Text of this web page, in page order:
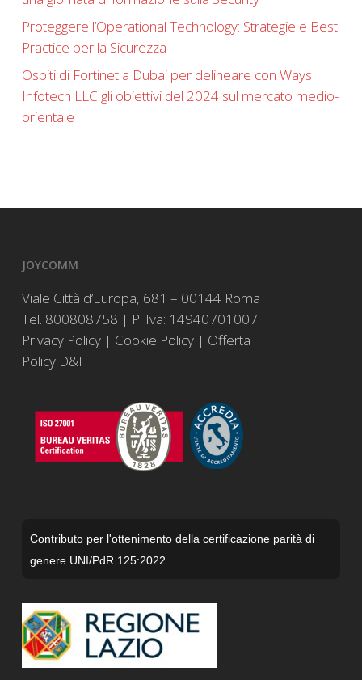
Proteggere l’Operational Technology: Strategie e Best
Practice per la Sicurezza
Ospiti di Fortinet a Dubai per delineare con Ways
Infotech LLC gli obiettivi del 2024 sul mercato medio-
orientale
JOYCOMM
Viale Città d’Europa, 681 – 00144 Roma
Tel. 800808758 | P. Iva: 14940701007
Privacy Policy| Cookie Policy| Offerta
Policy D&I
Contributo per l'ottenimento della certificazione parità di
genere UNI/PdR 125:2022